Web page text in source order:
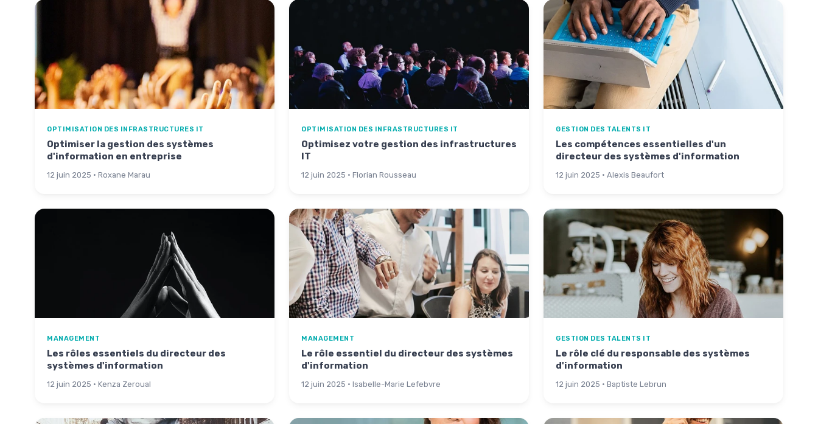
OPTIMISATION DES INFRASTRUCTURES IT
Optimiser la gestion des systèmes
d'information en entreprise
12 juin 2025 · Roxane Marau
OPTIMISATION DES INFRASTRUCTURES IT
Optimisez votre gestion des infrastructures
IT
12 juin 2025 · Florian Rousseau
GESTION DES TALENTS IT
Les compétences essentielles d'un
directeur des systèmes d'information
12 juin 2025 · Alexis Beaufort
MANAGEMENT
Les rôles essentiels du directeur des
systèmes d'information
12 juin 2025 · Kenza Zeroual
MANAGEMENT
Le rôle essentiel du directeur des systèmes
d'information
12 juin 2025 · Isabelle-Marie Lefebvre
GESTION DES TALENTS IT
Le rôle clé du responsable des systèmes
d'information
12 juin 2025 · Baptiste Lebrun